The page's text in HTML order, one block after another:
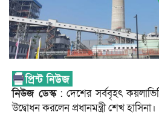
নিউজ ডেস্ক: দেশের সর্ববৃহৎ
উদ্বোধন করলেন প্রধানমন্ত্রী শেখ হাসিনা।